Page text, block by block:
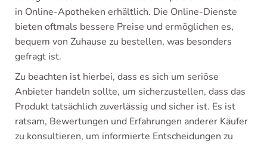
in Online-Apotheken erhältlich. Die Online-Dienste
bieten oftmals bessere Preise und ermöglichen es,
bequem von Zuhause zu bestellen, was besonders
gefragt ist.
Zu beachten ist hierbei, dass es sich um seriöse
Anbieter handeln sollte, um sicherzustellen, dass das
Produkt tatsächlich zuverlässig und sicher ist. Es ist
ratsam, Bewertungen und Erfahrungen anderer Käufer
zu konsultieren, um informierte Entscheidungen zu